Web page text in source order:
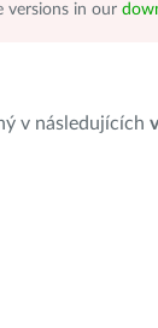
versions in our
v následujících